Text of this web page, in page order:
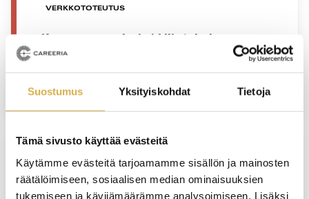
Suostumus Yksityiskohdat Tietoja
Tämä sivusto käyttää evästeitä
Käytämme evästeitä tarjoamamme sisällön ja mainosten
räätälöimiseen, sosiaalisen median ominaisuuksien
tukemiseen ja kävijämäärämme analysoimiseen. Lisäksi
VERKKOTOTEUTUS
Kaupan osaamisala | Liiketoiminnan
erikoisammattitutkinto
PORVOO
Hius- ja kauneudenhoitoalan